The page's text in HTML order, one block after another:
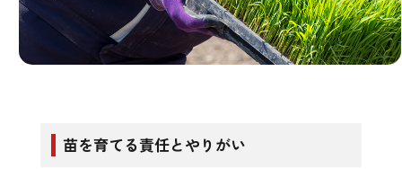
苗を育てる責任とやりがい